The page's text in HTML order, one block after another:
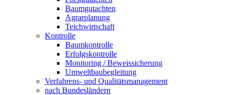
Baumgutachten
Agrarplanung
Teichwirtschaft
Kontrolle
Baumkontrolle
Erfolgskontrolle
Monitoring / Beweissicherung
Umweltbaubegleitung
Verfahrens- und Qualitätsmanagement
nach Bundesländern